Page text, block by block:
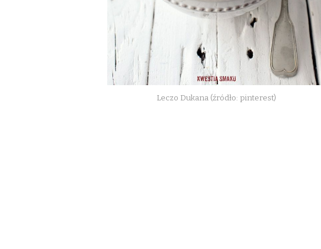
Leczo Dukana (źródło: pinterest)